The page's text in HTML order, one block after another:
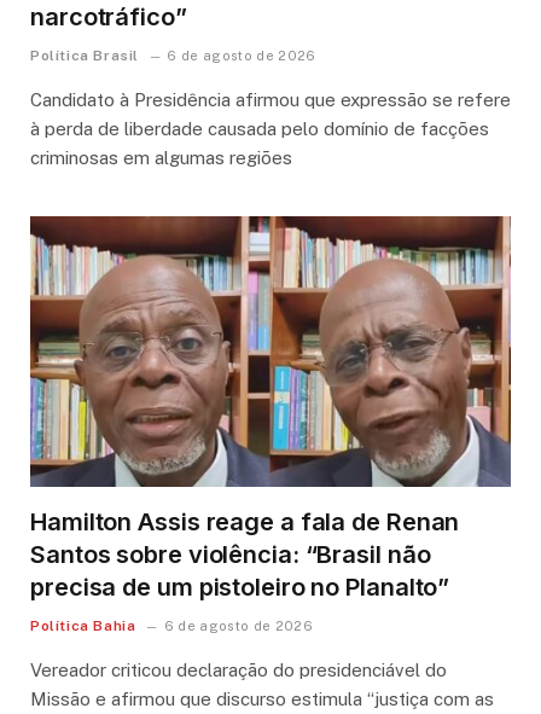
narcotráfico”
Política Brasil 6 de agosto de 2026
Candidato à Presidência afirmou que expressão se refere
à perda de liberdade causada pelo domínio de facções
criminosas em algumas regiões
Hamilton Assis reage a fala de Renan
Santos sobre violência: “Brasil não
precisa de um pistoleiro no Planalto”
Política Bahia 6 de agosto de 2026
Vereador criticou declaração do presidenciável do
Missão e afirmou que discurso estimula “justiça com as